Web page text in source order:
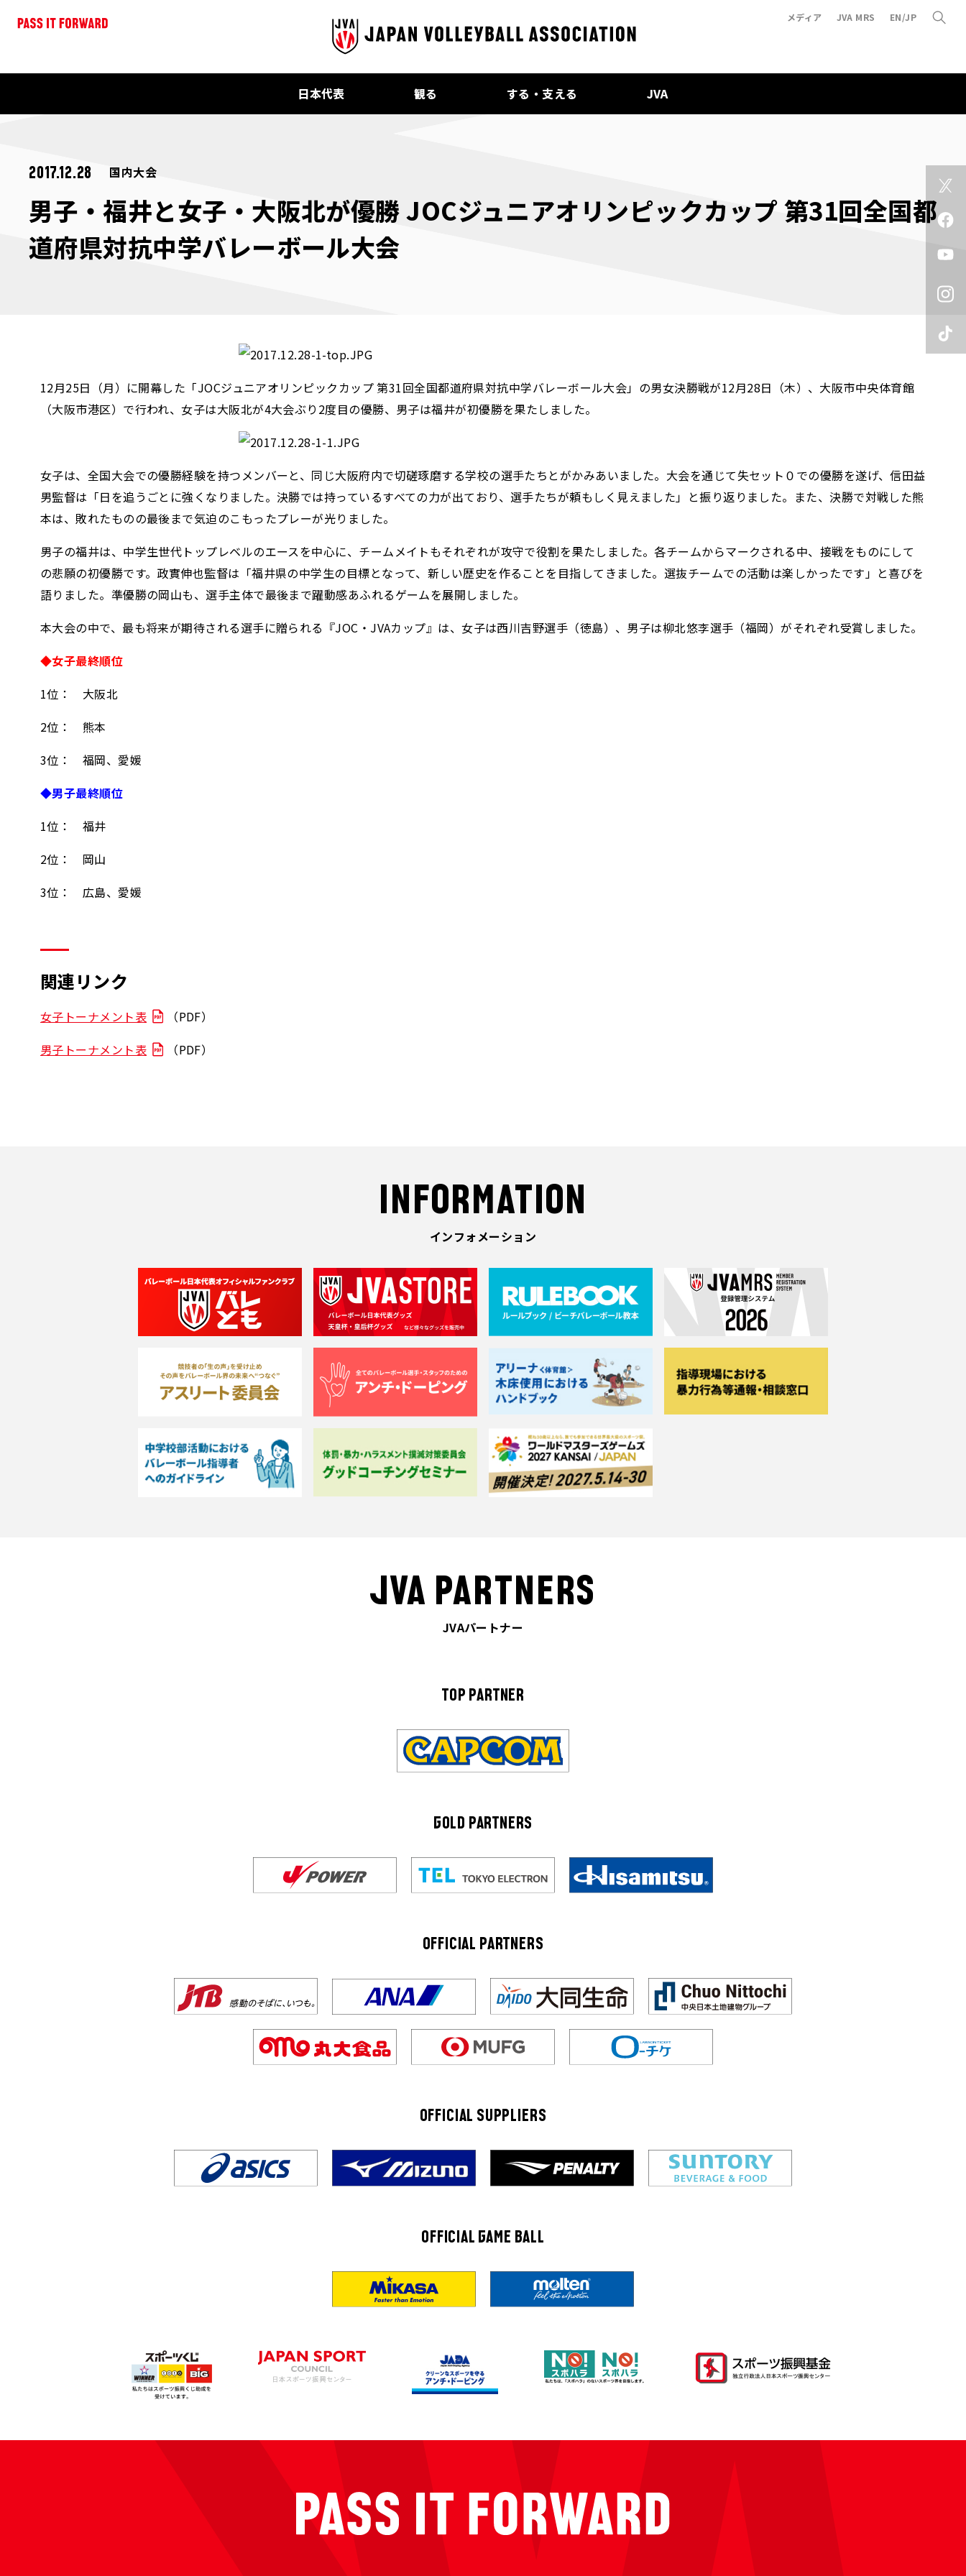
メディア JVA MRS EN/JP
日本代表 観る する・支える JVA
2017.12.28 国内大会
男子・福井と女子・大阪北が優勝 JOCジュニアオリンピックカップ 第31回全国都
道府県対抗中学バレーボール大会
12月25日（月）に開幕した「JOCジュニアオリンピックカップ 第31回全国都道府県対抗中学バレーボール大会」の男女決勝戦が12月28日（木）、大阪市中央体育館
（大阪市港区）で行われ、女子は大阪北が4大会ぶり2度目の優勝、男子は福井が初優勝を果たしました。
女子は、全国大会での優勝経験を持つメンバーと、同じ大阪府内で切磋琢磨する学校の選手たちとがかみあいました。大会を通じて失セット０での優勝を遂げ、信田益
男監督は「日を追うごとに強くなりました。決勝では持っているすべての力が出ており、選手たちが頼もしく見えました」と振り返りました。また、決勝で対戦した熊
本は、敗れたものの最後まで気迫のこもったプレーが光りました。
男子の福井は、中学生世代トップレベルのエースを中心に、チームメイトもそれぞれが攻守で役割を果たしました。各チームからマークされる中、接戦をものにして
の悲願の初優勝です。政實伸也監督は「福井県の中学生の目標となって、新しい歴史を作ることを目指してきました。選抜チームでの活動は楽しかったです」と喜びを
語りました。準優勝の岡山も、選手主体で最後まで躍動感あふれるゲームを展開しました。
本大会の中で、最も将来が期待される選手に贈られる『JOC・JVAカップ』は、女子は西川吉野選手（徳島）、男子は柳北悠李選手（福岡）がそれぞれ受賞しました。
◆女子最終順位
1位： 大阪北
2位： 熊本
3位： 福岡、愛媛
◆男子最終順位
1位： 福井
2位： 岡山
3位： 広島、愛媛
関連リンク
女子トーナメント表
（PDF）
男子トーナメント表
（PDF）
INFORMATION
インフォメーション
JVA PARTNERS
JVAパートナー
TOP PARTNER
GOLD PARTNERS
OFFICIAL PARTNERS
OFFICIAL SUPPLIERS
OFFICIAL GAME BALL